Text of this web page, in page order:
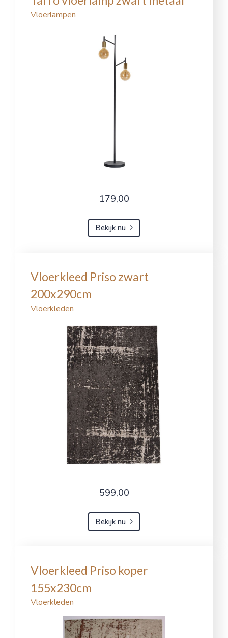
Vloerlampen
179,00
Bekijk nu
Vloerkleed Priso zwart
200x290cm
Vloerkleden
599,00
Bekijk nu
Vloerkleed Priso koper
155x230cm
Vloerkleden